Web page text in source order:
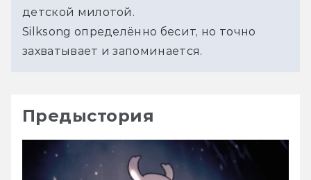
детской милотой.
Silksong определённо бесит, но точно
захватывает и запоминается.
Предыстория